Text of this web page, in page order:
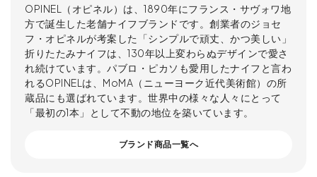
OPINEL（オピネル）は、1890年にフランス・サヴォワ地
方で誕生した老舗ナイフブランドです。創業者のジョセ
フ・オピネルが考案した「シンプルで頑丈、かつ美しい」
折りたたみナイフは、130年以上変わらぬデザインで愛さ
れ続けています。パブロ・ピカソも愛用したナイフと言わ
れるOPINELは、MoMA（ニューヨーク近代美術館）の所
蔵品にも選ばれています。世界中の様々な人々にとって
「最初の1本」として不動の地位を築いています。
ブランド商品一覧へ